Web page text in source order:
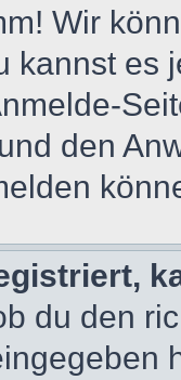
Wir
kannst es
den
du den